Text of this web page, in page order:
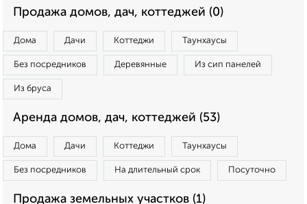
Продажа домов, дач, коттеджей (0)
Дома Дачи Коттеджи Таунхаусы
Без посредников Деревянные Из сип панелей
Из бруса
Аренда домов, дач, коттеджей (53)
Дома Дачи Коттеджи Таунхаусы
Без посредников На длительный срок Посуточно
Продажа земельных участков (1)